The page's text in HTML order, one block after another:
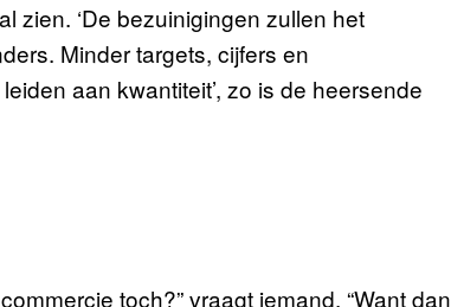
zien. ‘De bezuinigingen zullen het
Minder targets, cijfers en
aan kwantiteit’, zo is de heersende
toch?” vraagt iemand. “Want dan